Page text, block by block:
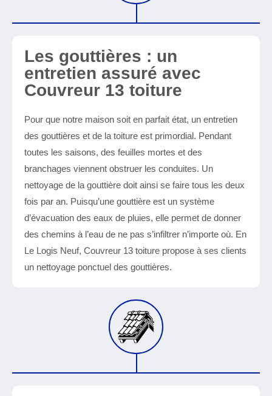
Les gouttières : un
entretien assuré avec
Couvreur 13 toiture
Pour que notre maison soit en parfait état, un entretien
des gouttières et de la toiture est primordial. Pendant
toutes les saisons, des feuilles mortes et des
branchages viennent obstruer les conduites. Un
nettoyage de la gouttière doit ainsi se faire tous les deux
fois par an. Puisqu’une gouttière est un système
d’évacuation des eaux de pluies, elle permet de donner
des chemins à l’eau de ne pas s’infiltrer n’importe où. En
Le Logis Neuf, Couvreur 13 toiture propose à ses clients
un nettoyage ponctuel des gouttières.